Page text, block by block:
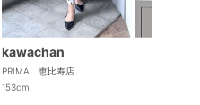
kawachan
PRIMA 恵比寿店
153cm